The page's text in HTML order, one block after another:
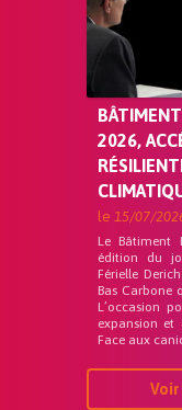
2026,
le 15/07/
Le Bâtiment
édition du
Férielle
Bas Carbone
L’occasion
expansion et
Face aux